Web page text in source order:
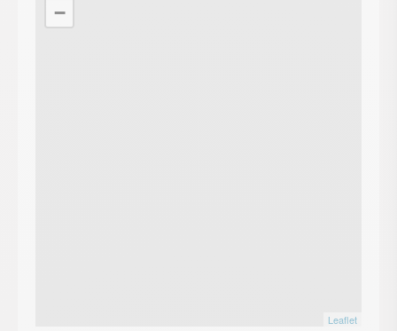
−
Leaflet